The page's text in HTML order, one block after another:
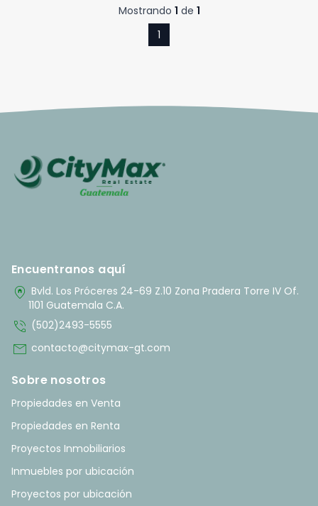
Mostrando 1 de 1
1
Encuentranos aquí
home_pin Bvld. Los Próceres 24-69 Z.10 Zona Pradera Torre IV Of.
1101 Guatemala C.A.
phone_in_talk (502)2493-5555
mail contacto@citymax-gt.com
Sobre nosotros
Propiedades en Venta
Propiedades en Renta
Proyectos Inmobiliarios
Inmuebles por ubicación
Proyectos por ubicación